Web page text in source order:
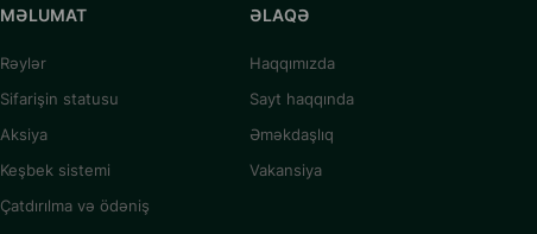
MƏLUMAT
Rəylər
Sifarişin statusu
Aksiya
Keşbek sistemi
Çatdırılma və ödəniş
ƏLAQƏ
Haqqımızda
Sayt haqqında
Əməkdaşlıq
Vakansiya